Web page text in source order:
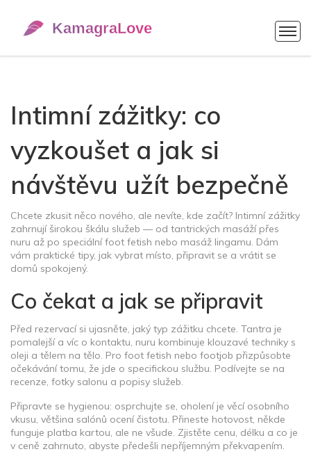
Intimní zážitky: co
vyzkoušet a jak si
návštěvu užít bezpečně
Chcete zkusit něco nového, ale nevíte, kde začít? Intimní zážitky
zahrnují širokou škálu služeb — od tantrických masáží přes
nuru až po speciální foot fetish nebo masáž lingamu. Dám
vám praktické tipy, jak vybrat místo, připravit se a vrátit se
domů spokojený.
Co čekat a jak se připravit
Před rezervací si ujasněte, jaký typ zážitku chcete. Tantra je
pomalejší a víc o kontaktu, nuru kombinuje klouzavé techniky s
oleji a tělem na tělo. Pro foot fetish nebo footjob přizpůsobte
očekávání tomu, že jde o specifickou službu. Podívejte se na
recenze, fotky salonu a popisy služeb.
Připravte se hygienou: osprchujte se, oholení je věcí osobního
vkusu, většina salónů ocení čistotu. Přineste hotovost, někde
funguje platba kartou, ale ne všude. Zjistěte cenu, délku a co je
v ceně zahrnuto, abyste předešli nepříjemným překvapením.